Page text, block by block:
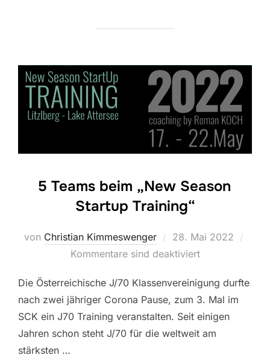
5 Teams beim „New Season
Startup Training“
von Christian Kimmeswenger
Veröffentlicht
am
28. Mai 2022
Kommentare sind deaktiviert
Die Österreichische J/70 Klassenvereinigung durfte
nach zwei jähriger Corona Pause, zum 3. Mal im
SCK ein J70 Training veranstalten. Seit einigen
Jahren schon steht J/70 für die weltweit am
stärksten …